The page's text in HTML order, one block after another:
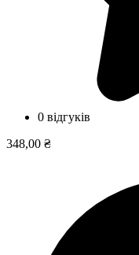
0 відгуків
348,00 ₴